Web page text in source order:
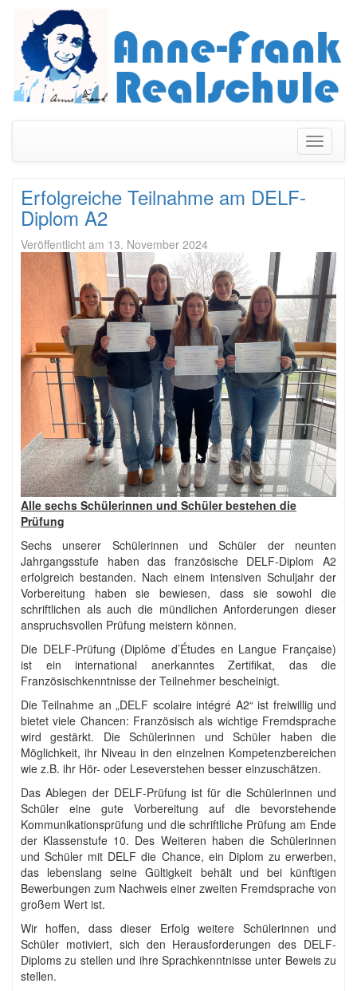
Erfolgreiche Teilnahme am DELF-
Diplom A2
Veröffentlicht am 13. November 2024
Alle sechs Schülerinnen und Schüler bestehen die
Prüfung
Sechs unserer Schülerinnen und Schüler der neunten
Jahrgangsstufe haben das französische DELF-Diplom A2
erfolgreich bestanden. Nach einem intensiven Schuljahr der
Vorbereitung haben sie bewiesen, dass sie sowohl die
schriftlichen als auch die mündlichen Anforderungen dieser
anspruchsvollen Prüfung meistern können.
Die DELF-Prüfung (Diplôme d’Études en Langue Française)
ist ein international anerkanntes Zertifikat, das die
Französischkenntnisse der Teilnehmer bescheinigt.
Die Teilnahme an „DELF scolaire intégré A2“ ist freiwillig und
bietet viele Chancen: Französisch als wichtige Fremdsprache
wird gestärkt. Die Schülerinnen und Schüler haben die
Möglichkeit, ihr Niveau in den einzelnen Kompetenzbereichen
wie z.B. ihr Hör- oder Leseverstehen besser einzuschätzen.
Das Ablegen der DELF-Prüfung ist für die Schülerinnen und
Schüler eine gute Vorbereitung auf die bevorstehende
Kommunikationsprüfung und die schriftliche Prüfung am Ende
der Klassenstufe 10. Des Weiteren haben die Schülerinnen
und Schüler mit DELF die Chance, ein Diplom zu erwerben,
das lebenslang seine Gültigkeit behält und bei künftigen
Bewerbungen zum Nachweis einer zweiten Fremdsprache von
großem Wert ist.
Wir hoffen, dass dieser Erfolg weitere Schülerinnen und
Schüler motiviert, sich den Herausforderungen des DELF-
Diploms zu stellen und ihre Sprachkenntnisse unter Beweis zu
stellen.